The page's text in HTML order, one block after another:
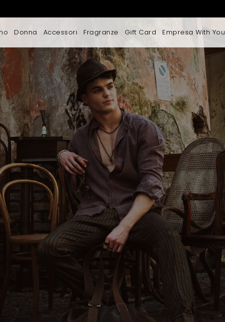
Donna Accessori Fragranze Gift Card Empresa With You